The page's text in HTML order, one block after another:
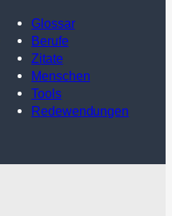
Glossar
Berufe
Zitate
Menschen
Tools
Redewendungen